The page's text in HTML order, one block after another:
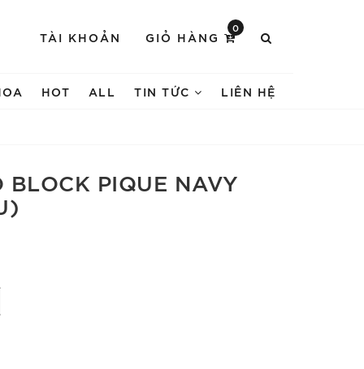
TÀI KHOẢN GIỎ HÀNG
0
HOT ALL TIN TỨC LIÊN HỆ
BLOCK PIQUE NAVY